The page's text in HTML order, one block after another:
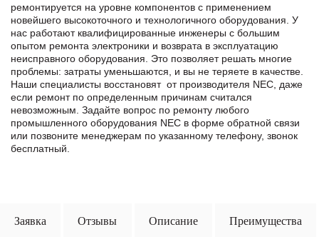
ремонтируется на уровне компонентов с применением
новейшего высокоточного и технологичного оборудования. У
нас работают квалифицированные инженеры с большим
опытом ремонта электроники и возврата в эксплуатацию
неисправного оборудования. Это позволяет решать многие
проблемы: затраты уменьшаются, и вы не теряете в качестве.
Наши специалисты восстановят от производителя NEC, даже
если ремонт по определенным причинам считался
невозможным. Задайте вопрос по ремонту любого
промышленного оборудования NEC в формe обратной связи
или позвоните менеджерам по указанному телефону, звонок
бесплатный.
Заявка Отзывы Описание Преимущества